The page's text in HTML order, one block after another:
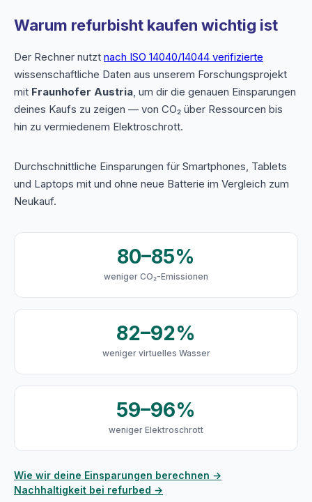
Warum refurbisht kaufen wichtig ist
Der Rechner nutzt nach ISO 14040/14044 verifizierte
wissenschaftliche Daten aus unserem Forschungsprojekt
mit Fraunhofer Austria, um dir die genauen Einsparungen
deines Kaufs zu zeigen — von CO₂ über Ressourcen bis
hin zu vermiedenem Elektroschrott.
Durchschnittliche Einsparungen für Smartphones, Tablets
und Laptops mit und ohne neue Batterie im Vergleich zum
Neukauf.
80–85%
weniger CO₂-Emissionen
82–92%
weniger virtuelles Wasser
59–96%
weniger Elektroschrott
Wie wir deine Einsparungen berechnen →
Nachhaltigkeit bei refurbed →